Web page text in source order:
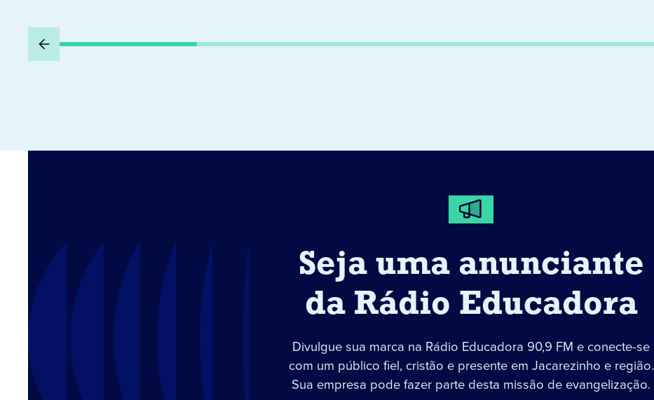
Seja uma anunciante
da Rádio Educadora
Divulgue sua marca na Rádio Educadora 90,9 FM e conecte-se
com um público fiel, cristão e presente em Jacarezinho e região.
Sua empresa pode fazer parte desta missão de evangelização.